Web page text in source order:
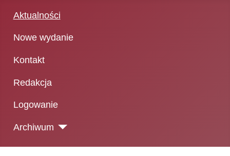
Aktualności
Nowe wydanie
Kontakt
Redakcja
Logowanie
Archiwum